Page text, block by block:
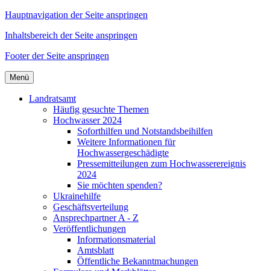
Hauptnavigation der Seite anspringen
Inhaltsbereich der Seite anspringen
Footer der Seite anspringen
Menü
Landratsamt
Häufig gesuchte Themen
Hochwasser 2024
Soforthilfen und Notstandsbeihilfen
Weitere Informationen für
Hochwassergeschädigte
Pressemitteilungen zum Hochwasserereignis
2024
Sie möchten spenden?
Ukrainehilfe
Geschäftsverteilung
Ansprechpartner A - Z
Veröffentlichungen
Informationsmaterial
Amtsblatt
Öffentliche Bekanntmachungen